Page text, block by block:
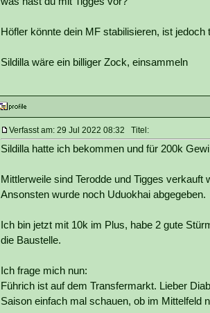
Höfler könnte dein MF stabilisieren, ist jedoch
Sildilla wäre ein billiger Zock, einsammeln
Verfasst am: 29 Jul 2022 08:32 Titel:
Sildilla hatte ich bekommen und für 200k
Mittlerweile sind Terodde und Tigges
Ansonsten wurde noch Uduokhai abgegeben.
Ich bin jetzt mit 10k im Plus, habe 2 gute
die Baustelle.
Ich frage mich nun:
Führich ist auf dem Transfermarkt. Lieber
Saison einfach mal schauen, ob im Mittelfeld